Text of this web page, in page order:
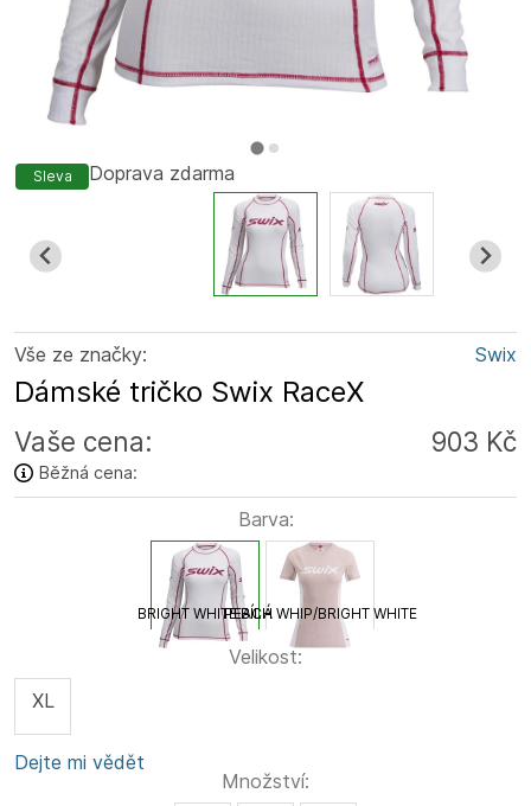
Sleva
Vše ze značky: Swix
Dámské tričko Swix RaceX
Vaše cena: 903 Kč
Běžná cena:
Barva:
BRIGHT WHITE BÍLÁPEACH WHIP/BRIGHT WHITE
Velikost:
XL
Dejte mi vědět
Množství:
Doprava zdarma